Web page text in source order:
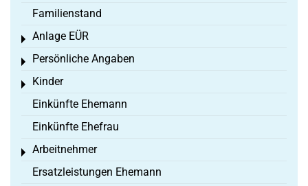
Familienstand
Anlage EÜR
Toggle menu
Persönliche Angaben
Toggle menu
Kinder
Toggle menu
Einkünfte Ehemann
Einkünfte Ehefrau
Arbeitnehmer
Toggle menu
Ersatzleistungen Ehemann